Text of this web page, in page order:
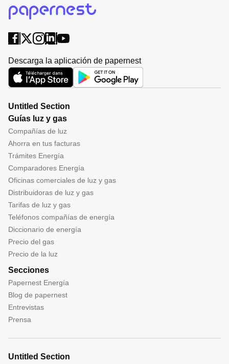
Descarga la aplicación de papernest
Untitled Section
Guías luz y gas
Compañías de luz
Ahorra en tus facturas
Trámites Energía
Comparadores Energía
Oficinas comerciales de luz y gas
Distribuidoras de luz y gas
Tarifas de luz y gas
Teléfonos compañías de energía
Diccionario de energía
Precio del gas
Precio de la luz
Secciones
Papernest Energía
Blog de papernest
Entrevistas
Prensa
Untitled Section